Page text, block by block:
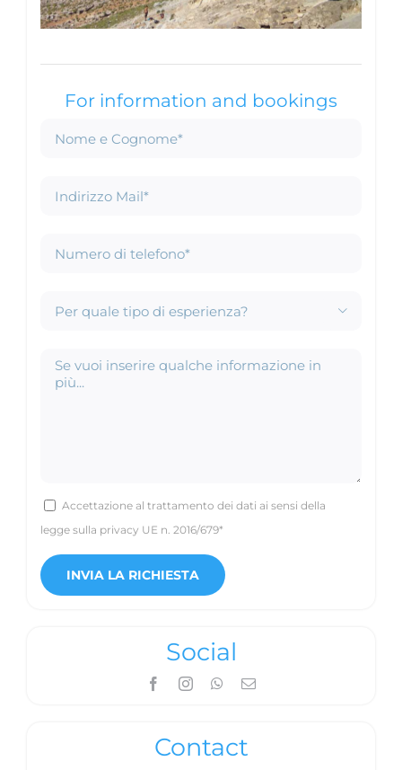
For information and bookings

Accettazione al trattamento dei dati ai sensi della
legge sulla privacy UE n. 2016/679*
Social
Contact